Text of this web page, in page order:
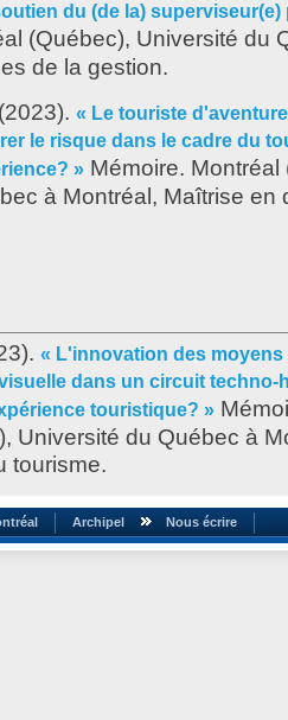
du (de la)
(Québec), Université du
de la gestion.
(2023). « Le touriste
le risque dans le cadre du
» Mémoire.
à Montréal, Maîtrise en
« L'innovation des
dans un circuit techno-
touristique? »
Université du Québec à
tourisme.
Archipel Nous écrire